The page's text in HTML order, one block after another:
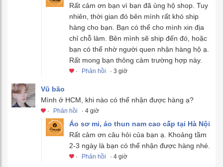
Rất cảm ơn bạn vì bạn đã ủng hộ shop. Tuy
nhiên, thời gian đó bên mình rất khó ship
hàng cho bạn. Bạn có thể cho mình xin địa
chỉ chỗ làm. Bên mình sẽ ship đến đó, hoặc
bạn có thể nhờ người quen nhận hàng hộ ạ.
Rất mong bạn thông cảm trường hợp này.
· Phản hồi · 3 giờ
Vũ bão
Mình ở HCM, khi nào có thể nhận được hàng ạ?
· Phản hồi · 4 giờ
Áo sơ mi, áo thun nam cao cấp tại Hà Nội
Rất cảm ơn câu hỏi của bạn ạ. Khoảng tầm
2-3 ngày là bạn có thể nhận được hàng nhé.
· Phản hồi · 4 giờ